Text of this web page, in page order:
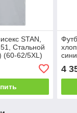
STAN,
Стальной
(60-62/5XL)
4